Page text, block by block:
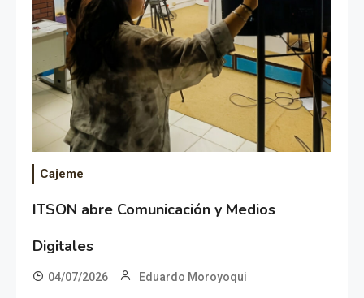
Cajeme
ITSON abre Comunicación y Medios
Digitales
04/07/2026 Eduardo Moroyoqui